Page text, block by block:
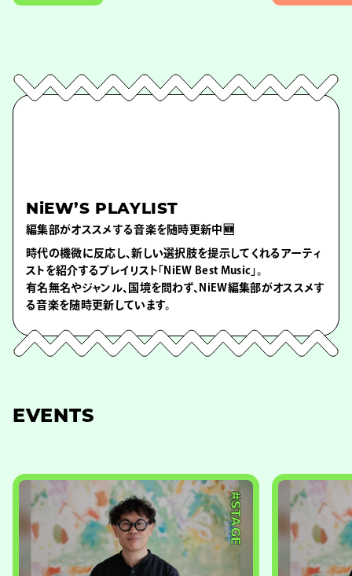
NiEW’S PLAYLIST
編集部がオススメする音楽を随時更新中🆕
時代の機微に反応し、新しい選択肢を提示してくれるアーティ
ストを紹介するプレイリスト「NiEW Best Music」。
有名無名やジャンル、国境を問わず、NiEW編集部がオススメす
る音楽を随時更新しています。
EVENTS
#STAGE